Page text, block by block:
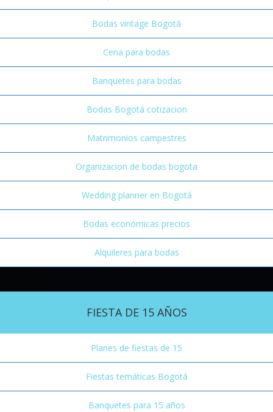
Bodas vintage Bogotá
Cena para bodas
Banquetes para bodas
Bodas Bogotá cotizacion
Matrimonios campestres
Organizacion de bodas bogota
Wedding planner en Bogotá
Bodas económicas precios
Alquileres para bodas
FIESTA DE 15 AÑOS
Planes de fiestas de 15
Fiestas temáticas Bogotá
Banquetes para 15 años